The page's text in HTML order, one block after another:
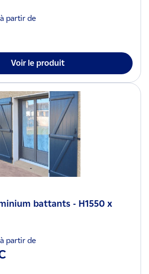
partir de
Voir le produit
battants - H1550 x
partir de